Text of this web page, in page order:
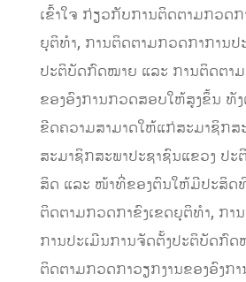
ເຂົ້າໃຈ ກ່ຽວກັບການຕິດຕາມກວດກ
ຍຸຕິທຳ, ການຕິດຕາມກວດກາການປ
ປະຕິບັດກົດໝາຍ ແລະ ການຕິດຕາ
ຂອງອົງການກວດສອບໃຫ້ສູງຂຶ້ນ ທັ
ຂີດຄວາມສາມາດໃຫ້ແກ່ສະມາຊິກສ
ສະມາຊິກສະພາປະຊາຊົນແຂວງ ປະ
ສິດ ແລະ ໜ້າທີ່ຂອງຕົນໃຫ້ມີປະສິດ
ຕິດຕາມກວດກາຂົງເຂດຍຸຕິທຳ, ກາ
ການປະເມີນການຈັດຕັ້ງປະຕິບັດກົດ
ຕິດຕາມກວດກາວຽກງານຂອງອົງກ